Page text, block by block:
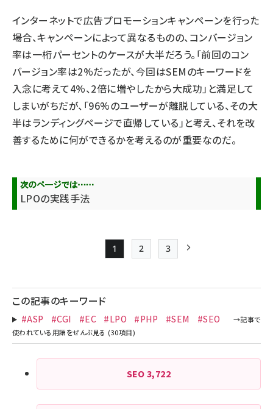
インターネットで広告プロモーションキャンペーンを行った
場合、キャンペーンによって異なるものの、コンバージョン
率は一桁パーセントのケースが大半だろう。「前回のコン
バージョン率は2%だったが、今回はSEMのキーワードを
入念に考えて4%、2倍に増やしたから大成功」と満足して
しまいがちだが、「96%のユーザーが離脱している、その大
半はランディングページで直帰している」と考え、それを改
善するために何ができるかを考えるのが重要なのだ。
LPOの実践手法
送
Page
1
Page
2
Page
3
この記事のキーワード
#ASP #CGI #EC #LPO #PHP #SEM #SEO
SEO 3,722